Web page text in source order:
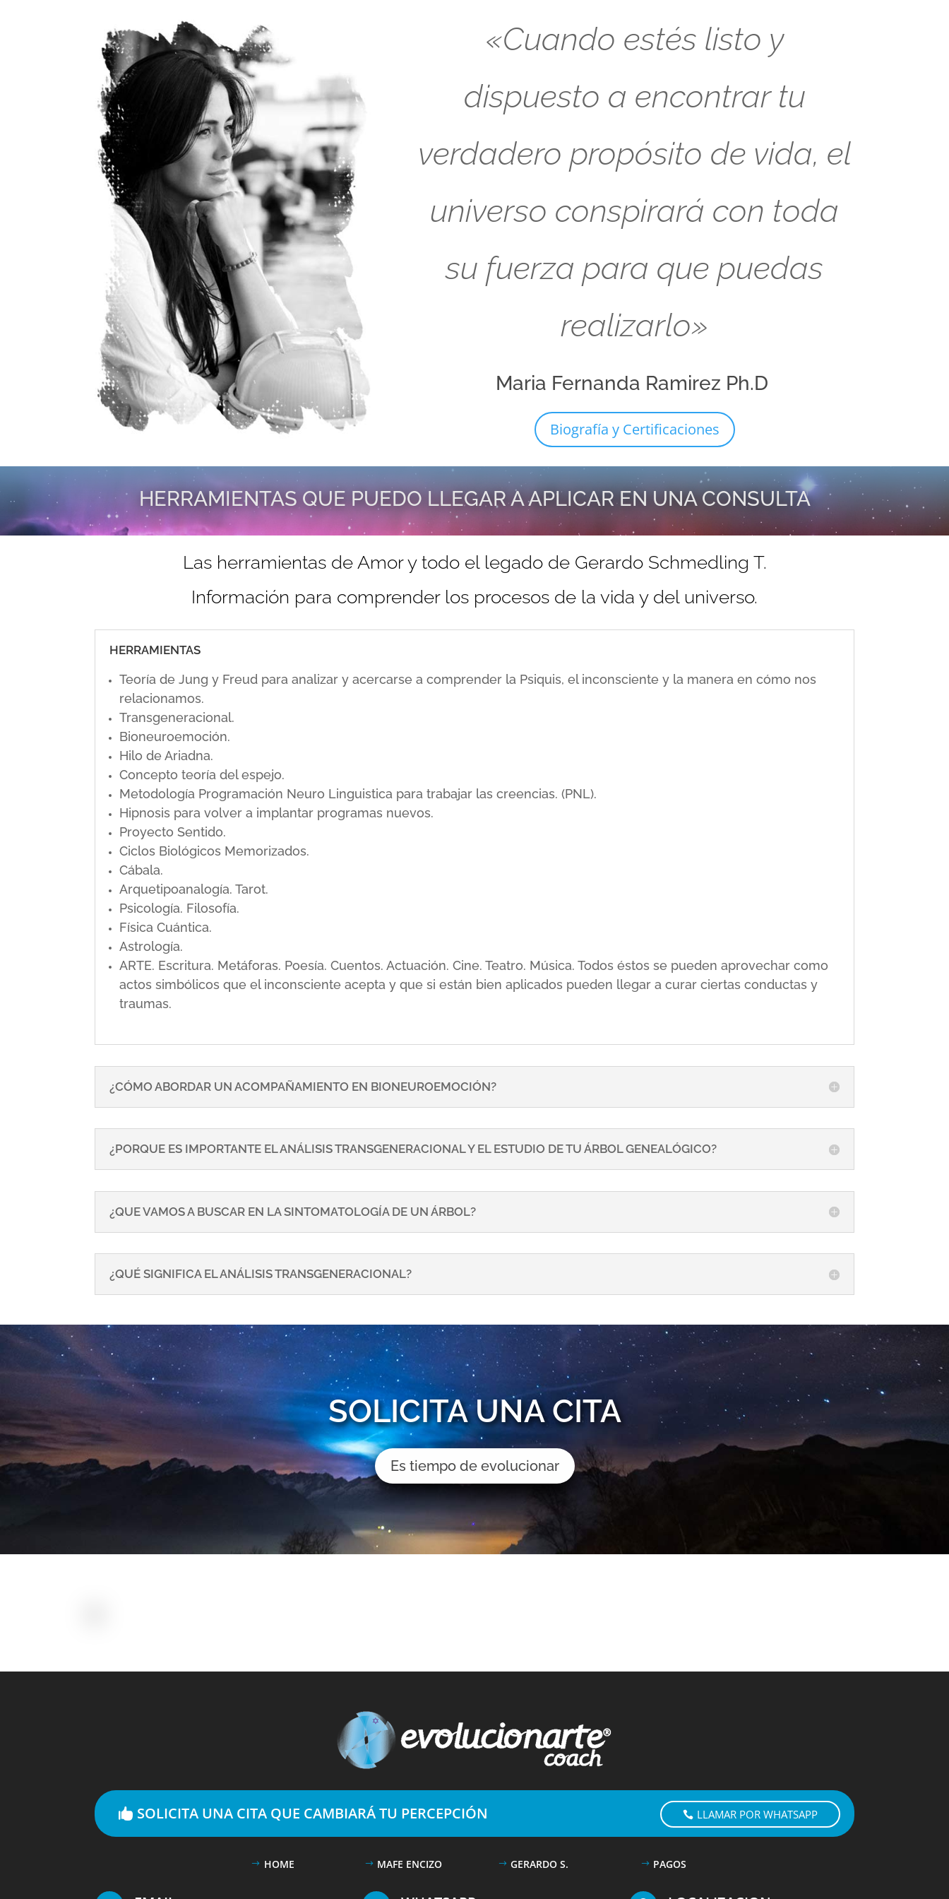
«Cuando estés listo y
dispuesto a encontrar tu
verdadero propósito de vida, el
universo conspirará con toda
su fuerza para que puedas
realizarlo»
Maria Fernanda Ramirez Ph.D
Biografía y Certificaciones
HERRAMIENTAS QUE PUEDO LLEGAR A APLICAR EN UNA CONSULTA
Las herramientas de Amor y todo el legado de Gerardo Schmedling T.
Información para comprender los procesos de la vida y del universo.
HERRAMIENTAS
Teoría de Jung y Freud para analizar y acercarse a comprender la Psiquis, el inconsciente y la manera en cómo nos
relacionamos.
Transgeneracional.
Bioneuroemoción.
Hilo de Ariadna.
Concepto teoría del espejo.
Metodología Programación Neuro Linguistica para trabajar las creencias. (PNL).
Hipnosis para volver a implantar programas nuevos.
Proyecto Sentido.
Ciclos Biológicos Memorizados.
Cábala.
Arquetipoanalogía. Tarot.
Psicología. Filosofía.
Física Cuántica.
Astrología.
ARTE. Escritura. Metáforas. Poesía. Cuentos. Actuación. Cine. Teatro. Música. Todos éstos se pueden aprovechar como
actos simbólicos que el inconsciente acepta y que si están bien aplicados pueden llegar a curar ciertas conductas y
traumas.
¿CÓMO ABORDAR UN ACOMPAÑAMIENTO EN BIONEUROEMOCIÓN?
¿PORQUE ES IMPORTANTE EL ANÁLISIS TRANSGENERACIONAL Y EL ESTUDIO DE TU ÁRBOL GENEALÓGICO?
¿QUE VAMOS A BUSCAR EN LA SINTOMATOLOGÍA DE UN ÁRBOL?
¿QUÉ SIGNIFICA EL ANÁLISIS TRANSGENERACIONAL?
SOLICITA UNA CITA
Es tiempo de evolucionar
SOLICITA UNA CITA QUE CAMBIARÁ TU PERCEPCIÓN LLAMAR POR WHATSAPP
HOME MAFE ENCIZO GERARDO S. PAGOS